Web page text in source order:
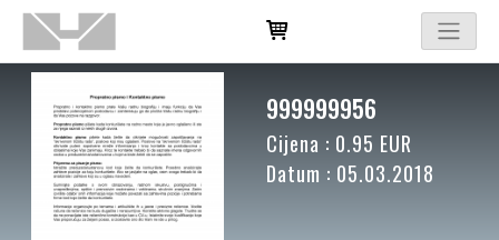
999999956
Cijena : 0.95 EUR
Datum : 05.03.2018